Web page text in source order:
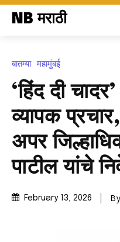
NB मराठी
बातम्या महामुंबई
‘हिंद दी
व्यापक
अपर
पाटील यांचे
February 13, 2026 By